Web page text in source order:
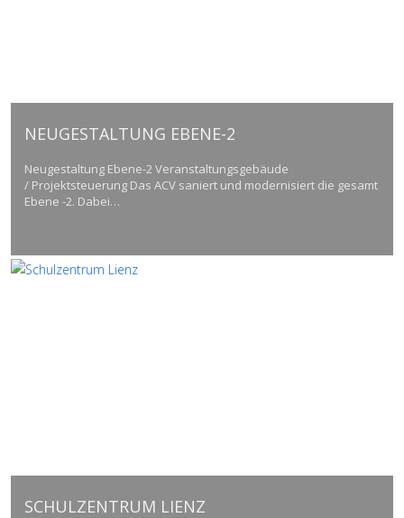
NEUGESTALTUNG EBENE-2
Neugestaltung Ebene-2 Veranstaltungsgebäude
/ Projektsteuerung Das ACV saniert und modernisiert die gesamt
Ebene -2. Dabei…
SCHULZENTRUM LIENZ